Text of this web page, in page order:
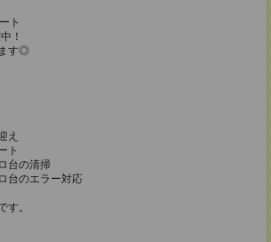
ト
！
す◎
え
ト
台の清掃
台のエラー対応
す。